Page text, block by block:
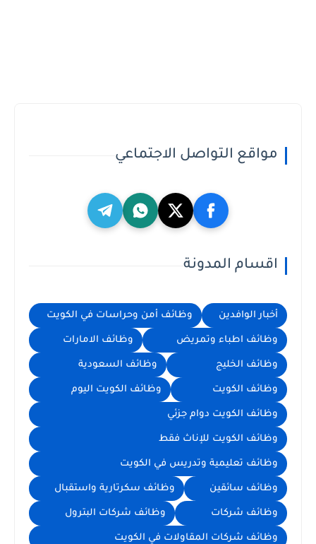
مواقع التواصل الاجتماعي
اقسام المدونة
أخبار الوافدين وظائف أمن وحراسات في الكويت
وظائف اطباء وتمريض وظائف الامارات
وظائف الخليج وظائف السعودية
وظائف الكويت وظائف الكويت اليوم
وظائف الكويت دوام جزئي
وظائف الكويت للإناث فقط
وظائف تعليمية وتدريس في الكويت
وظائف سائقين وظائف سكرتارية واستقبال
وظائف شركات وظائف شركات البترول
وظائف شركات المقاولات في الكويت